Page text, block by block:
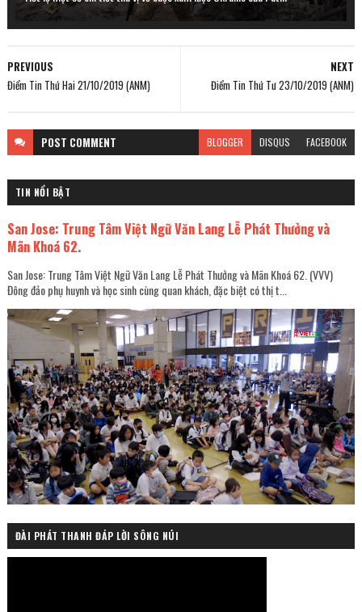
NEXT
Điểm Tin Thứ Tư 23/10/2019 (ANM)
PREVIOUS
Điểm Tin Thứ Hai 21/10/2019 (ANM)
POST COMMENT BLOGGER DISQUS FACEBOOK
TIN NỔI BẬT
San Jose: Trung Tâm Việt Ngữ Văn Lang Lễ Phát Thưởng và
Mãn Khoá 62.
San Jose: Trung Tâm Việt Ngữ Văn Lang Lễ Phát Thưởng và Mãn Khoá 62. (VVV)
Đông đảo phụ huynh và học sinh cùng quan khách, đặc biệt có thị t...
ĐÀI PHÁT THANH ĐÁP LỜI SÔNG NÚI